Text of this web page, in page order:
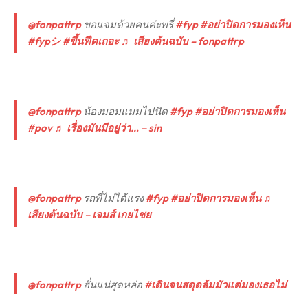
@fonpattrpขอแจมด้วยคนค่ะพรี่#fyp #อย่าปิดการมองเห็น
#fypシ #ขึ้นฟีดเถอะ ♬ เสียงต้นฉบับ – fonpattrp
@fonpattrpน้องมอมแมมไปนิด #fyp #อย่าปิดการมองเห็น
#pov ♬ เรื่องมันมีอยู่ว่า… – sin
@fonpattrpรถพี่ไม่ได้แรง#fyp #อย่าปิดการมองเห็น ♬
เสียงต้นฉบับ – เจมส์ เกยไชย
@fonpattrpฮั่นแน่สุดหล่อ #เดินจนสดุดล้มมัวแต่มองเธอไม่